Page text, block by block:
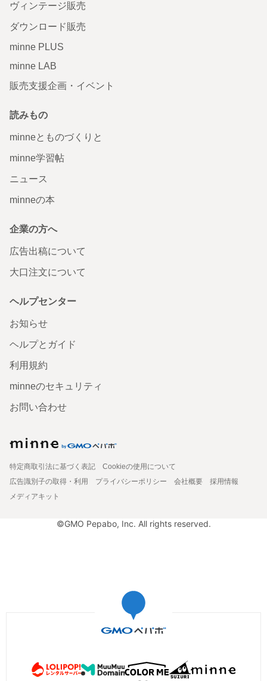
ヴィンテージ販売
ダウンロード販売
minne PLUS
minne LAB
販売支援企画・イベント
読みもの
minneとものづくりと
minne学習帖
ニュース
minneの本
企業の方へ
広告出稿について
大口注文について
ヘルプセンター
お知らせ
ヘルプとガイド
利用規約
minneのセキュリティ
お問い合わせ
特定商取引法に基づく表記
Cookieの使用について
広告識別子の取得・利用
プライバシーポリシー 会社概要
採用情報
メディアキット
©GMO Pepabo, Inc. All rights reserved.